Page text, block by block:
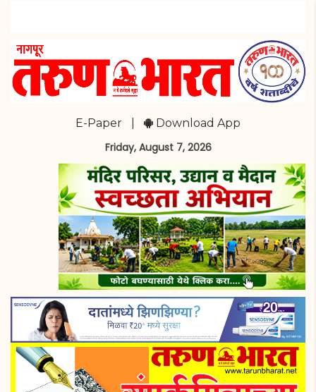
E-Paper Download App
Friday, August 7, 2026